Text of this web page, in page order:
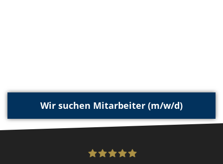
Wir suchen Mitarbeiter (m/w/d)